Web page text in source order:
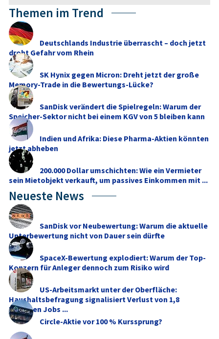
Themen im Trend
Deutschlands Industrie überrascht – doch jetzt
droht Gefahr vom Rhein
SK Hynix gegen Micron: Dreht jetzt der große
Memory‑Trade in die Bewertungs-Lücke?
SanDisk verändert die Spielregeln: Warum der
Speicher-Sektor nicht bei einem KGV von 5 bleiben kann
Indien und Afrika: Diese Pharma-Aktien könnten
jetzt abheben
200.000 Dollar umschichten: Wie ein Vermieter
sein Mietobjekt verkauft, um passives Einkommen mit ...
Neueste News
SanDisk vor Neubewertung: Warum die aktuelle
Unterbewertung nicht von Dauer sein dürfte
SpaceX-Bewertung explodiert: Warum der Top-
Konzern für Anleger dennoch zum Risiko wird
US-Arbeitsmarkt unter der Oberfläche:
Haushaltsbefragung signalisiert Verlust von 1,8
Millionen Jobs ...
Circle-Aktie vor 100 % Kurssprung?